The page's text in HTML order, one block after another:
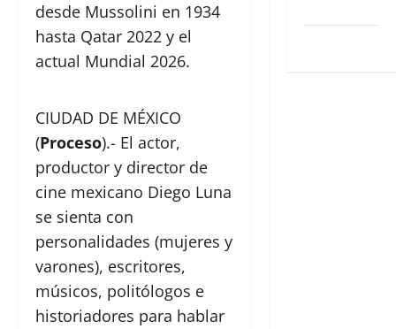
desde Mussolini en 1934
hasta Qatar 2022 y el
actual Mundial 2026.
CIUDAD DE MÉXICO
(Proceso).- El actor,
productor y director de
cine mexicano Diego Luna
se sienta con
personalidades (mujeres y
varones), escritores,
músicos, politólogos e
historiadores para hablar